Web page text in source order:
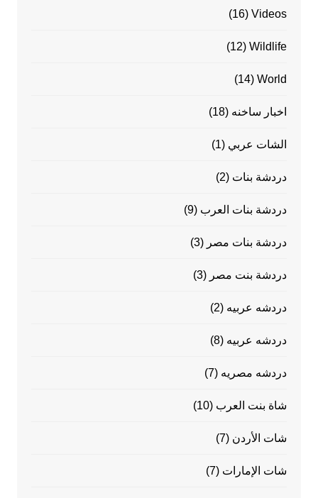
Videos
(16)
Wildlife
(12)
World
(14)
اخبار ساخنه (18)
الشات عربي (1)
دردشة بنات (2)
دردشة بنات العرب (9)
دردشة بنات مصر (3)
دردشة بنت مصر (3)
دردشه عربيه (2)
دردشه عربيه (8)
دردشه مصريه (7)
شاة بنت العرب (10)
شات الأردن (7)
شات الإمارات (7)